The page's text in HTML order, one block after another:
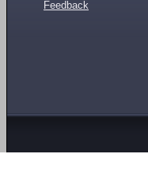
Feedback